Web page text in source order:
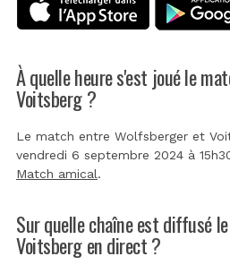
À quelle heure s'est joué le
Voitsberg ?
Le match entre Wolfsberger et
vendredi 6 septembre 2024 à
Match amical.
Sur quelle chaîne est diffusé
Voitsberg en direct ?